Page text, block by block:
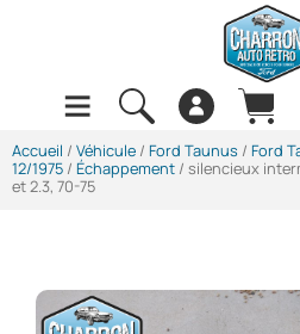
Accueil / Véhicule / Ford Taunus / Ford
12/1975 / Échappement / silencieux
et 2.3, 70-75